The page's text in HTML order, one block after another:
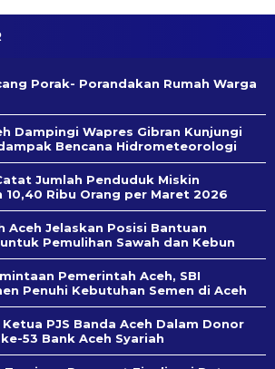
Porak- Porandakan Rumah Warga
Dampingi Wapres Gibran Kunjungi
Bencana Hidrometeorologi
Jumlah Penduduk Miskin
10,40 Ribu Orang per Maret 2026
Aceh Jelaskan Posisi Bantuan
Pemulihan Sawah dan Kebun
Pemerintah Aceh, SBI
Penuhi Kebutuhan Semen di Aceh
PJS Banda Aceh Dalam Donor
53 Bank Aceh Syariah